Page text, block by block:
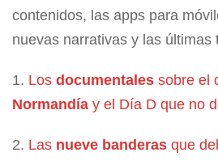
contenidos, las apps para
nuevas narrativas y las últimas
1. Los documentales sobre el
Normandía y el Día D que no
2. Las nueve banderas que